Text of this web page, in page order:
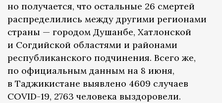
но получается, что остальные 26 смертей
распределились между другими регионами
страны — городом Душанбе, Хатлонской
и Согдийской областями и районами
республиканского подчинения. Всего же,
по официальным данным на 8 июня,
в Таджикистане выявлено 4609 случаев
COVID-19, 2763 человека выздоровели.